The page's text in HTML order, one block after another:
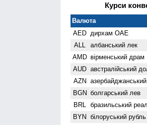
Курси
Валюта
AED дирхам ОАЕ
ALL албанський лек
AMD вiрменський драм
AUD австралійський
AZN
BGN болгарський лев
BRL бразильський реал
BYN білоруський рубль